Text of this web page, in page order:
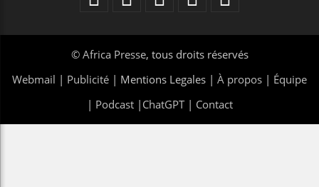
© Africa Presse, tous droits réservés
Webmail | Publicité | Mentions Legales | À propos | Équipe
| Podcast| ChatGPT| Contact